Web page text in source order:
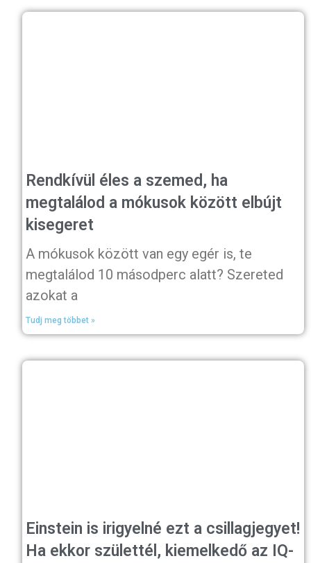
Rendkívül éles a szemed, ha
megtalálod a mókusok között elbújt
kisegeret
A mókusok között van egy egér is, te
megtalálod 10 másodperc alatt? Szereted
azokat a
Tudj meg többet »
Einstein is irigyelné ezt a csillagjegyet!
Ha ekkor születtél, kiemelkedő az IQ-